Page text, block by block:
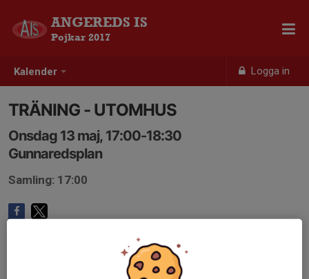
Kalender Logga in
ANGEREDS IS
Pojkar 2017
TRÄNING - UTOMHUS
Onsdag 13 maj, 17:00-18:30
Gunnaredsplan
Samling: 17:00